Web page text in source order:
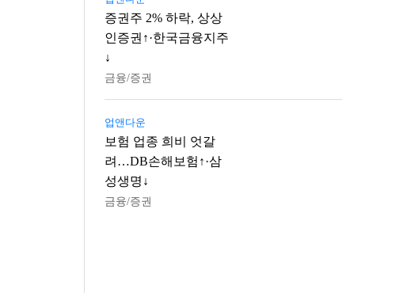
증권주 2% 하락, 상상
인증권↑·한국금융지주
↓
금융/증권
업앤다운
보험 업종 희비 엇갈
려…DB손해보험↑·삼
성생명↓
금융/증권